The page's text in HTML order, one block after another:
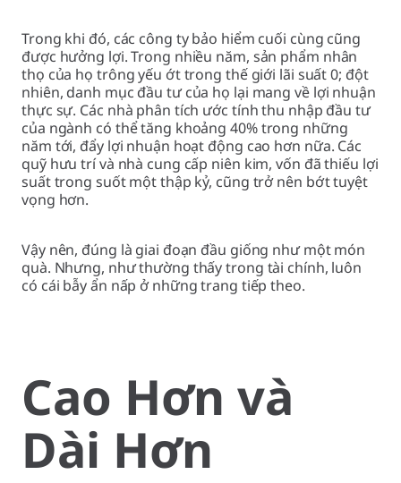
Trong khi đó, các công ty bảo hiểm cuối cùng cũng
được hưởng lợi. Trong nhiều năm, sản phẩm nhân
thọ của họ trông yếu ớt trong thế giới lãi suất 0; đột
nhiên, danh mục đầu tư của họ lại mang về lợi nhuận
thực sự. Các nhà phân tích ước tính thu nhập đầu tư
của ngành có thể tăng khoảng 40% trong những
năm tới, đẩy lợi nhuận hoạt động cao hơn nữa. Các
quỹ hưu trí và nhà cung cấp niên kim, vốn đã thiếu lợi
suất trong suốt một thập kỷ, cũng trở nên bớt tuyệt
vọng hơn.
Vậy nên, đúng là giai đoạn đầu giống như một món
quà. Nhưng, như thường thấy trong tài chính, luôn
có cái bẫy ẩn nấp ở những trang tiếp theo.
Cao Hơn và
Dài Hơn